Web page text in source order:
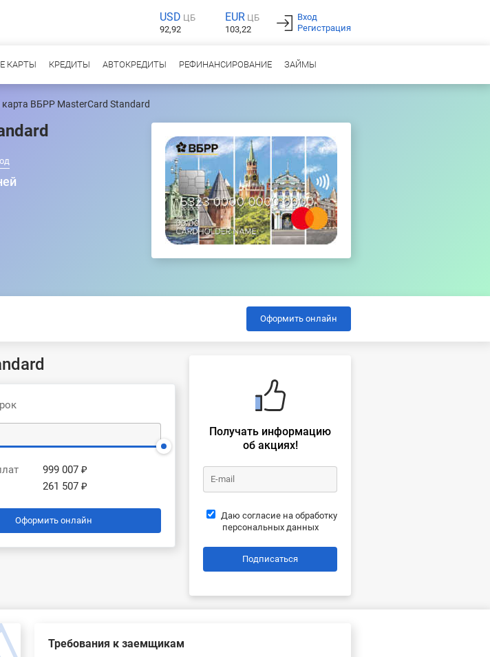
USD ЦБ
92,92
EUR ЦБ
103,22
Вход
Регистрация
КАРТЫ КРЕДИТЫ АВТОКРЕДИТЫ РЕФИНАНСИРОВАНИЕ ЗАЙМЫ
ВБРР MasterCard Standard
Оформить онлайн
999 007 ₽
261 507 ₽
Оформить онлайн
Получать информацию
об акциях!
Даю согласие на обработку
персональных данных
Подписаться
Требования к заемщикам